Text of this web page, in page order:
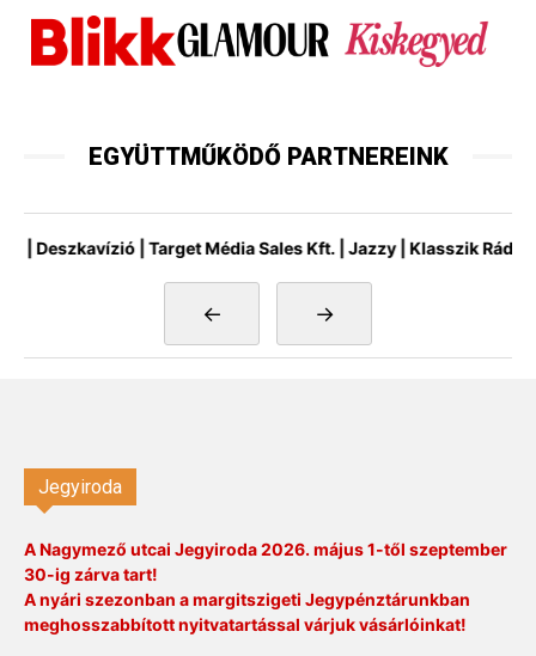
EGYÜTTMŰKÖDŐ PARTNEREINK
| Target Média Sales Kft. | Jazzy | Klasszik
← →
Jegyiroda
A Nagymező utcai Jegyiroda 2026. május 1-től szeptember
30-ig zárva tart!
A nyári szezonban a margitszigeti Jegypénztárunkban
meghosszabbított nyitvatartással várjuk vásárlóinkat!